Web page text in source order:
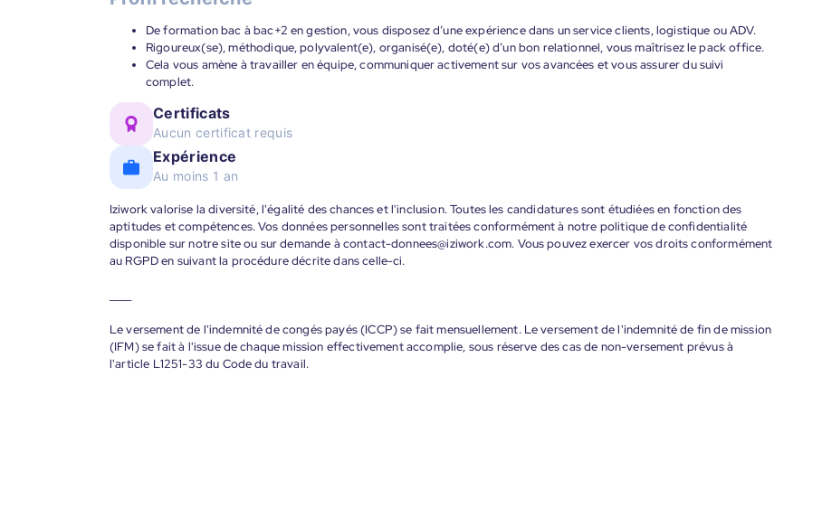
De formation bac à bac+2 en gestion, vous disposez d’une expérience dans un service clients, logistique ou ADV.
Rigoureux(se), méthodique, polyvalent(e), organisé(e), doté(e) d’un bon relationnel, vous maîtrisez le pack office.
Cela vous amène à travailler en équipe, communiquer activement sur vos avancées et vous assurer du suivi
complet.
Certificats
Aucun certificat requis
Expérience
Au moins 1 an
Iziwork valorise la diversité, l'égalité des chances et l'inclusion. Toutes les candidatures sont étudiées en fonction des
aptitudes et compétences. Vos données personnelles sont traitées conformément à notre politique de confidentialité
disponible sur notre site ou sur demande à contact-donnees@iziwork.com. Vous pouvez exercer vos droits conformément
au RGPD en suivant la procédure décrite dans celle-ci.
Le versement de l'indemnité de congés payés (ICCP) se fait mensuellement. Le versement de l'indemnité de fin de mission
(IFM) se fait à l'issue de chaque mission effectivement accomplie, sous réserve des cas de non-versement prévus à
l'article L1251-33 du Code du travail.